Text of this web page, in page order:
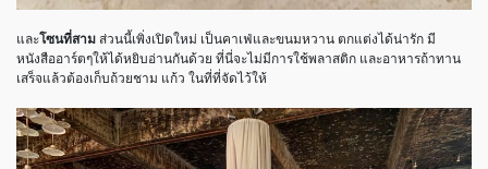
และโซนที่สาม ส่วนนี้เพิ่งเปิดใหม่ เป็นคาเฟ่และขนมหวาน ตกแต่งได้น่ารัก มี
หนังสืออาร์ตๆให้ได้หยิบอ่านกันด้วย ที่นี่จะไม่มีการใช้พลาสติก และอาหารถ้าทาน
เสร็จแล้วต้องเก็บถ้วยชาม แก้ว ในที่ที่จัดไว้ให้